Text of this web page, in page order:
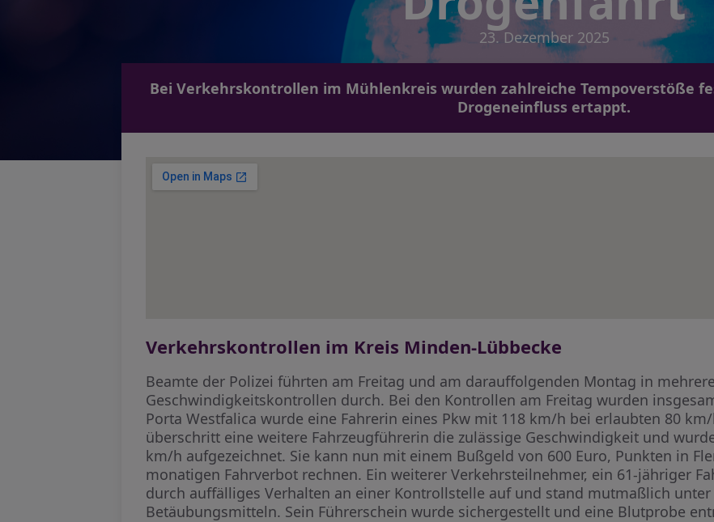
23. Dezember 2025
Bei Verkehrskontrollen im Mühlenkreis wurden zahlreiche Tempoverstöße
Drogeneinfluss ertappt.
Verkehrskontrollen im Kreis Minden-Lübbecke
Beamte der Polizei führten am Freitag und am darauffolgenden Montag in
Geschwindigkeitskontrollen durch. Bei den Kontrollen am Freitag wurden
Porta Westfalica wurde eine Fahrerin eines Pkw mit 118 km/h bei erlaubten 80
überschritt eine weitere Fahrzeugführerin die zulässige Geschwindigkeit und
km/h aufgezeichnet. Sie kann nun mit einem Bußgeld von 600 Euro, Punkten in
monatigen Fahrverbot rechnen. Ein weiterer Verkehrsteilnehmer, ein 61-jähriger
durch auffälliges Verhalten an einer Kontrollstelle auf und stand mutmaßlich
Betäubungsmitteln. Sein Führerschein wurde sichergestellt und eine Blutprobe